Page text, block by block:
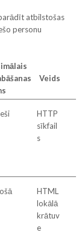
atbilstošas
personu
Veids
HTTP
sīkfail
s
HTML
lokālā
krātuv
e